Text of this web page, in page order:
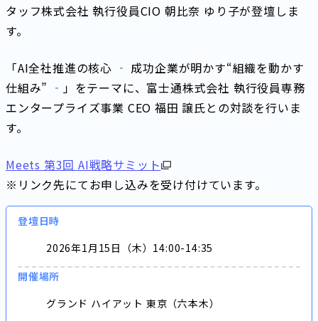
タッフ株式会社 執行役員CIO 朝比奈 ゆり子が登壇しま
す。
「AI全社推進の核心 ‐ 成功企業が明かす“組織を動かす
仕組み” ‐」をテーマに、富士通株式会社 執行役員専務
エンタープライズ事業 CEO 福田 譲氏との対談を行いま
す。
Meets 第3回 AI戦略サミット
※リンク先にてお申し込みを受け付けています。
登壇日時
2026年1月15日（木）14:00-14:35
開催場所
グランド ハイアット 東京（六本木）